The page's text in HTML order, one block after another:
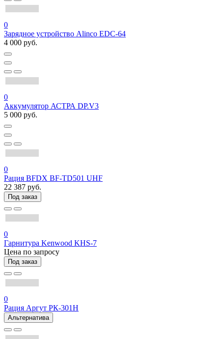
0
Зарядное устройство Alinco EDC-64
4 000 руб.
0
Аккумулятор АСТРА DP.V3
5 000 руб.
0
Рация BFDX BF-TD501 UHF
22 387 руб.
Под заказ
0
Гарнитура Kenwood KHS-7
Цена по запросу
Под заказ
0
Рация Аргут РК-301Н
Альтернатива